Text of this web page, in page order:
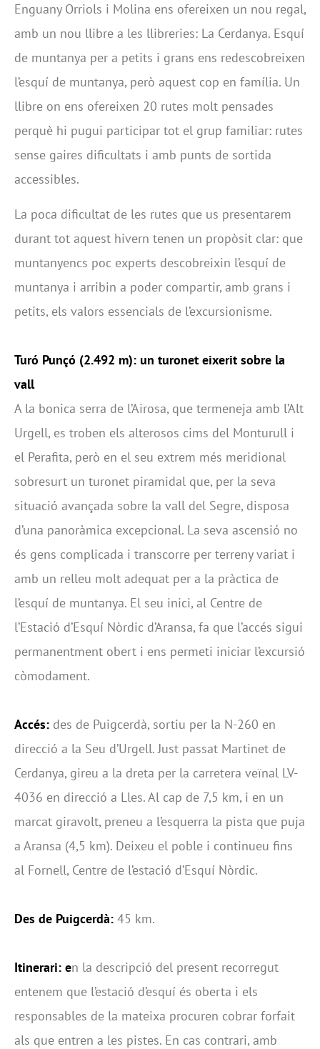
Enguany Orriols i Molina ens ofereixen un nou regal,
amb un nou llibre a les llibreries: La Cerdanya. Esquí
de muntanya per a petits i grans ens redescobreixen
l’esquí de muntanya, però aquest cop en família. Un
llibre on ens ofereixen 20 rutes molt pensades
perquè hi pugui participar tot el grup familiar: rutes
sense gaires dificultats i amb punts de sortida
accessibles.
La poca dificultat de les rutes que us presentarem
durant tot aquest hivern tenen un propòsit clar: que
muntanyencs poc experts descobreixin l’esquí de
muntanya i arribin a poder compartir, amb grans i
petits, els valors essencials de l’excursionisme.
Turó Punçó (2.492 m): un turonet eixerit sobre la
vall
A la bonica serra de l’Airosa, que termeneja amb l’Alt
Urgell, es troben els alterosos cims del Monturull i
el Perafita, però en el seu extrem més meridional
sobresurt un turonet piramidal que, per la seva
situació avançada sobre la vall del Segre, disposa
d’una panoràmica excepcional. La seva ascensió no
és gens complicada i transcorre per terreny variat i
amb un relleu molt adequat per a la pràctica de
l’esquí de muntanya. El seu inici, al Centre de
l’Estació d’Esquí Nòrdic d’Aransa, fa que l’accés sigui
permanentment obert i ens permeti iniciar l’excursió
còmodament.
Accés: des de Puigcerdà, sortiu per la N-260 en
direcció a la Seu d’Urgell. Just passat Martinet de
Cerdanya, gireu a la dreta per la carretera veïnal LV-
4036 en direcció a Lles. Al cap de 7,5 km, i en un
marcat giravolt, preneu a l’esquerra la pista que puja
a Aransa (4,5 km). Deixeu el poble i continueu fins
al Fornell, Centre de l’estació d’Esquí Nòrdic.
Des de Puigcerdà: 45 km.
Itinerari: en la descripció del present recorregut
entenem que l’estació d’esquí és oberta i els
responsables de la mateixa procuren cobrar forfait
als que entren a les pistes. En cas contrari, amb